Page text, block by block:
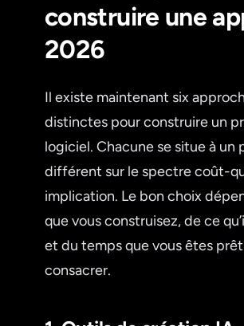
construire une
2026
Il existe maintenant six
distinctes pour construire un
logiciel. Chacune se situe à un
différent sur le spectre coût-
implication. Le bon choix
que vous construisez, de ce
et du temps que vous êtes
consacrer.